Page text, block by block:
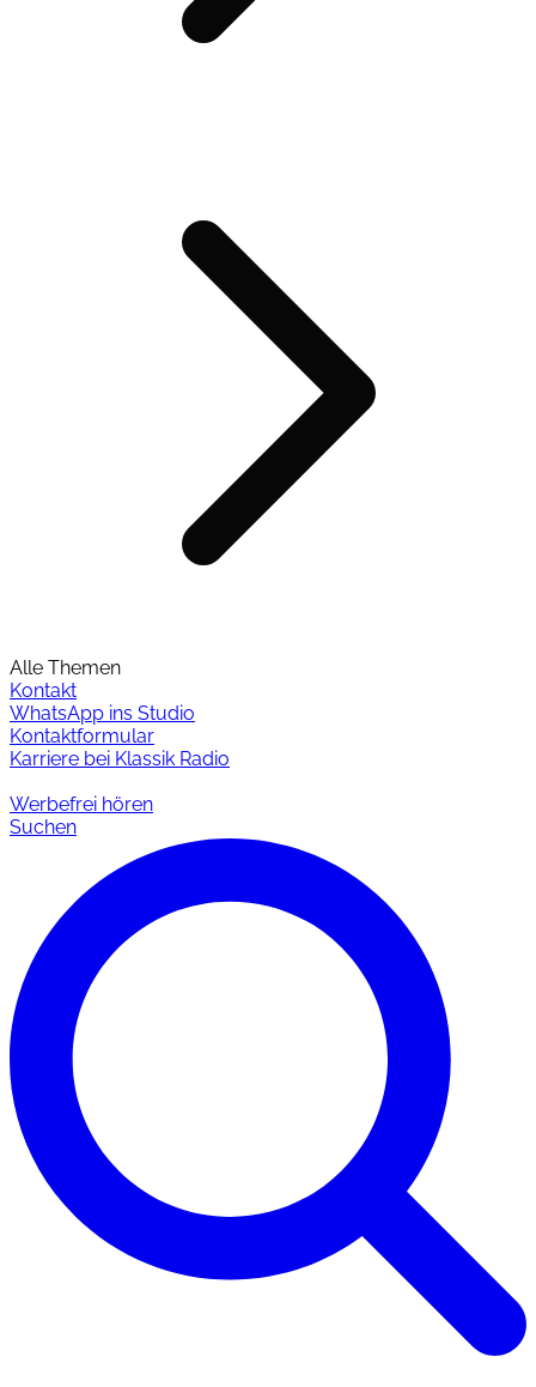
Alle Themen
Kontakt
WhatsApp ins Studio
Kontaktformular
Karriere bei Klassik Radio
Werbefrei hören
Suchen